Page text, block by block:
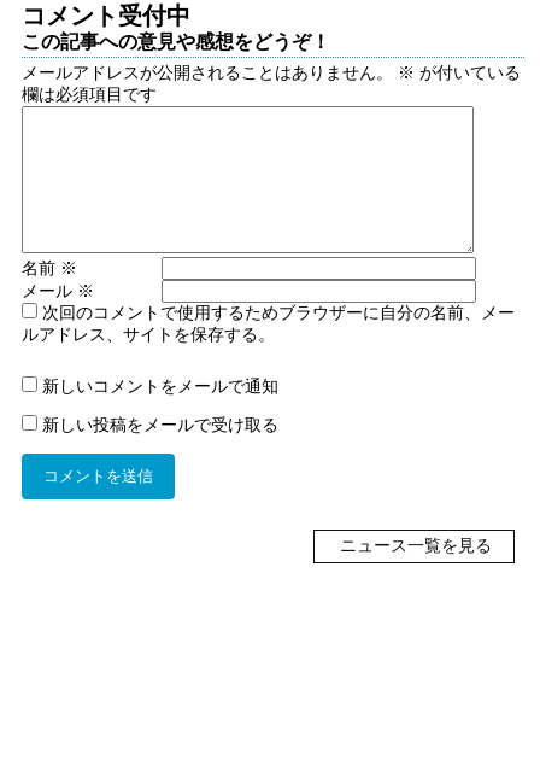
コメント受付中
この記事への意見や感想をどうぞ！
メールアドレスが公開されることはありません。 ※ が付いている
欄は必須項目です
名前 ※
メール ※
次回のコメントで使用するためブラウザーに自分の名前、メー
ルアドレス、サイトを保存する。
新しいコメントをメールで通知
新しい投稿をメールで受け取る
ニュース一覧を見る